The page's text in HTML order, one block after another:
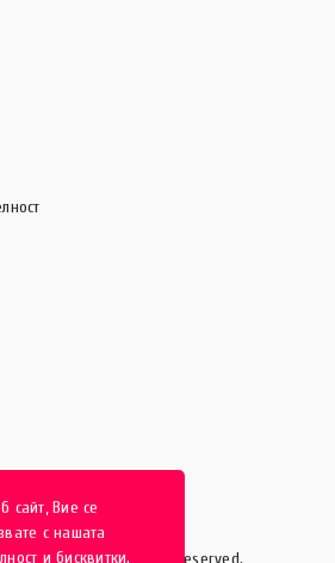
сайт, Вие се
с нашата
и бисквитки.